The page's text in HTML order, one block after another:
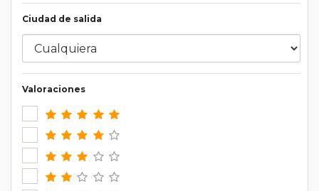
Ciudad de salida
Valoraciones